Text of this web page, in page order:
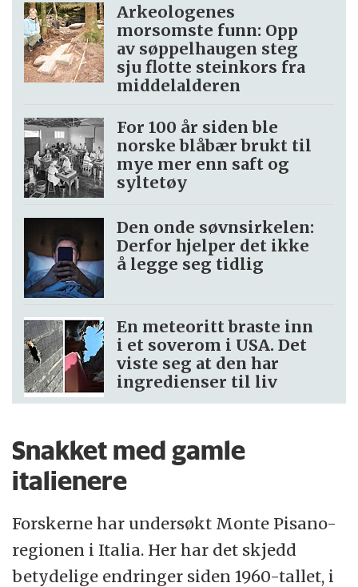
Arkeologenes
morsomste funn: Opp
av søppel­haugen steg
sju flotte steinkors fra
middelalderen
For 100 år siden ble
norske blåbær brukt til
mye mer enn saft og
syltetøy
Den onde søvnsirkelen:
Derfor hjelper det ikke
å legge seg tidlig
En meteoritt braste inn
i et soverom i USA. Det
viste seg at den har
ingredienser til liv
Snakket med gamle
italienere
Forskerne har undersøkt Monte Pisano-
regionen i Italia. Her har det skjedd
betydelige endringer siden 1960-tallet, i